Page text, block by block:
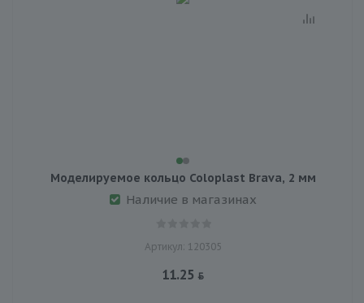
Моделируемое кольцо Coloplast Brava, 2 мм
Наличие в магазинах
Артикул: 120305
11.25